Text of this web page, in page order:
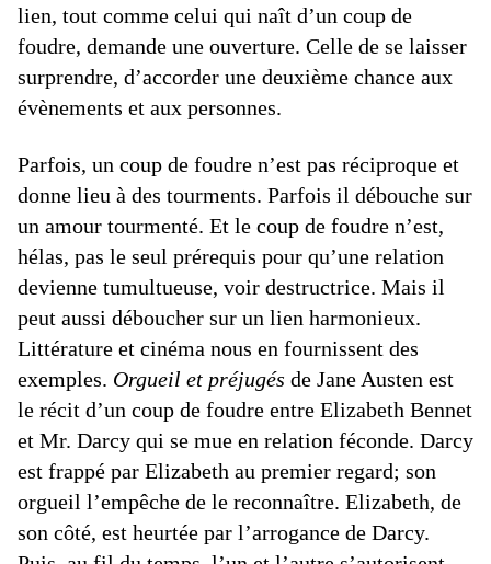
lien, tout comme celui qui naît d’un coup de
foudre, demande une ouverture. Celle de se laisser
surprendre, d’accorder une deuxième chance aux
évènements et aux personnes.
Parfois, un coup de foudre n’est pas réciproque et
donne lieu à des tourments. Parfois il débouche sur
un amour tourmenté. Et le coup de foudre n’est,
hélas, pas le seul prérequis pour qu’une relation
devienne tumultueuse, voir destructrice. Mais il
peut aussi déboucher sur un lien harmonieux.
Littérature et cinéma nous en fournissent des
exemples. Orgueil et préjugés de Jane Austen est
le récit d’un coup de foudre entre Elizabeth Bennet
et Mr. Darcy qui se mue en relation féconde. Darcy
est frappé par Elizabeth au premier regard; son
orgueil l’empêche de le reconnaître. Elizabeth, de
son côté, est heurtée par l’arrogance de Darcy.